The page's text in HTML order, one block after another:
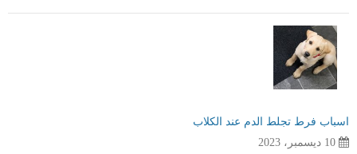
اسباب فرط تجلط الدم عند الكلاب
10 ديسمبر، 2023